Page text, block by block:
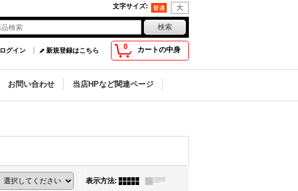
文字サイズ:
0 カートの中身
ログイン 新規登録はこちら
お問い合わせ 当店HPなど関連ページ
表示方法: